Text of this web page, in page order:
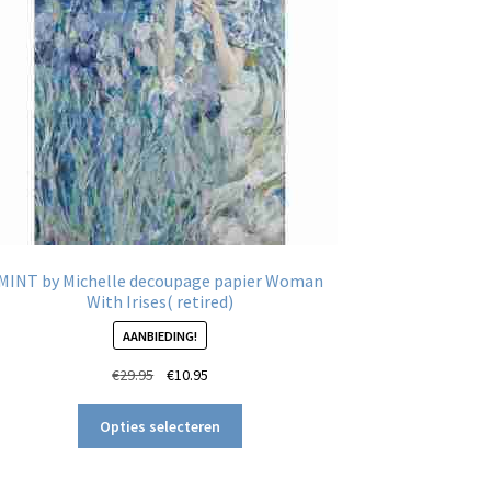
by Michelle decoupage papier Woman
With Irises( retired)
AANBIEDING!
€29.95
Oorspronkelijke
was:
€29.95.
€10.95Huidige
is:
€10.95.
Opties selecteren